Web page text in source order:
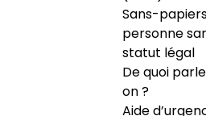
Sans-
personne
statut légal
De quoi
on ?
Aide